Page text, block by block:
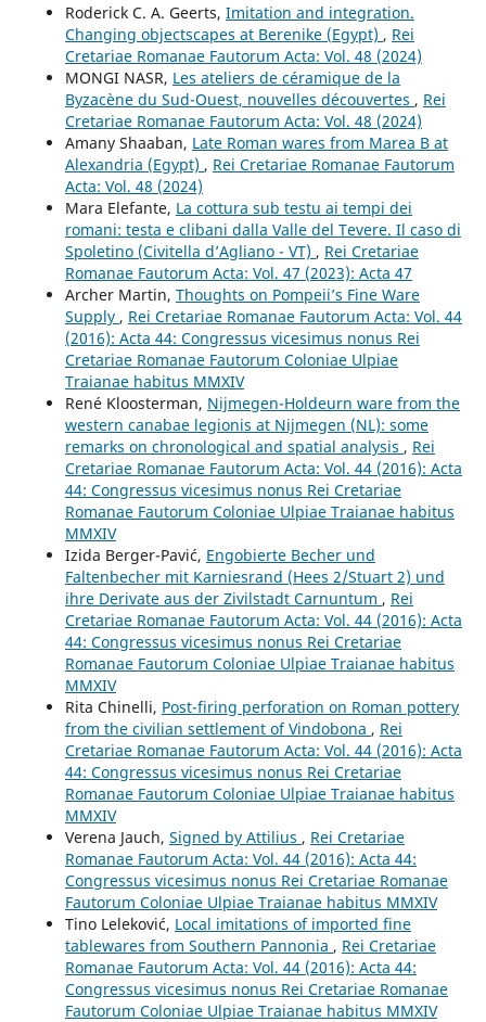
Roderick C. A. Geerts, Imitation and integration.
Changing objectscapes at Berenike (Egypt) , Rei
Cretariae Romanae Fautorum Acta: Vol. 48 (2024)
MONGI NASR, Les ateliers de céramique de la
Byzacène du Sud-Ouest, nouvelles découvertes , Rei
Cretariae Romanae Fautorum Acta: Vol. 48 (2024)
Amany Shaaban, Late Roman wares from Marea B at
Alexandria (Egypt) , Rei Cretariae Romanae Fautorum
Acta: Vol. 48 (2024)
Mara Elefante, La cottura sub testu ai tempi dei
romani: testa e clibani dalla Valle del Tevere. Il caso di
Spoletino (Civitella d’Agliano - VT) , Rei Cretariae
Romanae Fautorum Acta: Vol. 47 (2023): Acta 47
Archer Martin, Thoughts on Pompeii’s Fine Ware
Supply , Rei Cretariae Romanae Fautorum Acta: Vol. 44
(2016): Acta 44: Congressus vicesimus nonus Rei
Cretariae Romanae Fautorum Coloniae Ulpiae
Traianae habitus MMXIV
René Kloosterman, Nijmegen-Holdeurn ware from the
western canabae legionis at Nijmegen (NL): some
remarks on chronological and spatial analysis , Rei
Cretariae Romanae Fautorum Acta: Vol. 44 (2016): Acta
44: Congressus vicesimus nonus Rei Cretariae
Romanae Fautorum Coloniae Ulpiae Traianae habitus
MMXIV
Izida Berger-Pavić, Engobierte Becher und
Faltenbecher mit Karniesrand (Hees 2/Stuart 2) und
ihre Derivate aus der Zivilstadt Carnuntum , Rei
Cretariae Romanae Fautorum Acta: Vol. 44 (2016): Acta
44: Congressus vicesimus nonus Rei Cretariae
Romanae Fautorum Coloniae Ulpiae Traianae habitus
MMXIV
Rita Chinelli, Post-firing perforation on Roman pottery
from the civilian settlement of Vindobona , Rei
Cretariae Romanae Fautorum Acta: Vol. 44 (2016): Acta
44: Congressus vicesimus nonus Rei Cretariae
Romanae Fautorum Coloniae Ulpiae Traianae habitus
MMXIV
Verena Jauch, Signed by Attilius , Rei Cretariae
Romanae Fautorum Acta: Vol. 44 (2016): Acta 44:
Congressus vicesimus nonus Rei Cretariae Romanae
Fautorum Coloniae Ulpiae Traianae habitus MMXIV
Tino Leleković, Local imitations of imported fine
tablewares from Southern Pannonia , Rei Cretariae
Romanae Fautorum Acta: Vol. 44 (2016): Acta 44:
Congressus vicesimus nonus Rei Cretariae Romanae
Fautorum Coloniae Ulpiae Traianae habitus MMXIV